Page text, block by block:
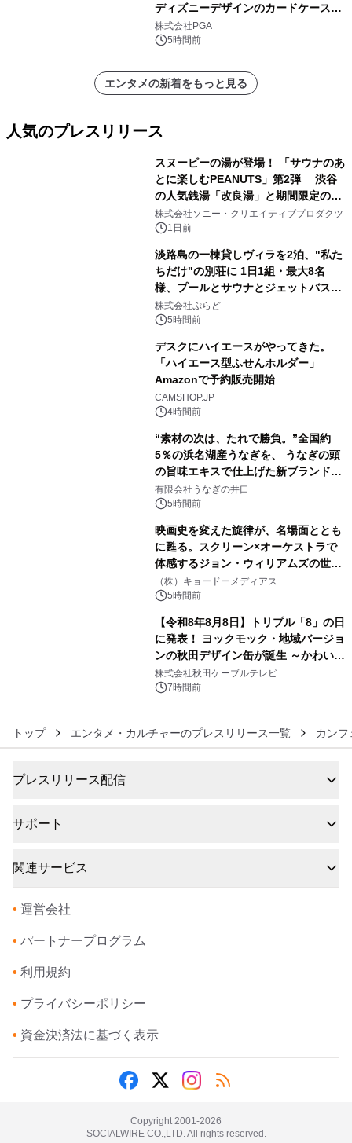
ディズニーデザインのカードケースを
株式会社PGAが8月7日発売
株式会社PGA
5時間前
エンタメの新着をもっと見る
人気のプレスリリース
スヌーピーの湯が登場！ 「サウナのあ
とに楽しむPEANUTS」第2弾 渋谷
の人気銭湯「改良湯」と期間限定のコ
ラボレーション サウナイキタイコラ
ボグッズも発売決定！
株式会社ソニー・クリエイティブプロダクツ
1日前
淡路島の一棟貸しヴィラを2泊、"私た
ちだけ"の別荘に 1日1組・最大8名
様、プールとサウナとジェットバス付
きで Villa Mon Temps AWAJIの連泊
素泊りプラン
株式会社ぷらど
5時間前
デスクにハイエースがやってきた。
「ハイエース型ふせんホルダー」
Amazonで予約販売開始
CAMSHOP.JP
4時間前
“素材の次は、たれで勝負。”全国約
5％の浜名湖産うなぎを、 うなぎの頭
の旨味エキスで仕上げた新ブランド
「井口の誉」誕生
有限会社うなぎの井口
5時間前
映画史を変えた旋律が、名場面ととも
に甦る。スクリーン×オーケストラで
体感するジョン・ウィリアムズの世
界。ジョン・ウィリアムズ：シネマ・
スペクタキュラー・コンサート 開催決
（株）キョードーメディアス
5時間前
【令和8年8月8日】トリプル「8」の日
に発表！ ヨックモック・地域バージョ
ンの秋田デザイン缶が誕生 ～かわいい
秋田犬の子犬と秋田の四季と名所を巡
るパッケージ～ 9月1日(火)秋田県内で
株式会社秋田ケーブルテレビ
7時間前
トップ エンタメ・カルチャーのプレスリリース一覧 カン
プレスリリース配信
サポート
関連サービス
• 運営会社
• パートナープログラム
• 利用規約
• プライバシーポリシー
• 資金決済法に基づく表示
Copyright 2001-2026
SOCIALWIRE CO.,LTD. All rights reserved.